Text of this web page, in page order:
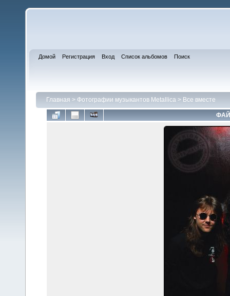
Домой Регистрация Вход Список альбомов Поиск
Главная > Фотографии музыкантов Metallica > Все вместе